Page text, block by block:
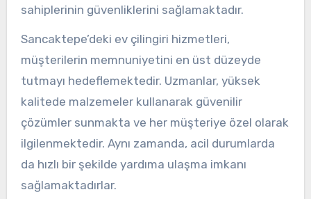
sahiplerinin güvenliklerini sağlamaktadır.
Sancaktepe’deki ev çilingiri hizmetleri,
müşterilerin memnuniyetini en üst düzeyde
tutmayı hedeflemektedir. Uzmanlar, yüksek
kalitede malzemeler kullanarak güvenilir
çözümler sunmakta ve her müşteriye özel olarak
ilgilenmektedir. Aynı zamanda, acil durumlarda
da hızlı bir şekilde yardıma ulaşma imkanı
sağlamaktadırlar.